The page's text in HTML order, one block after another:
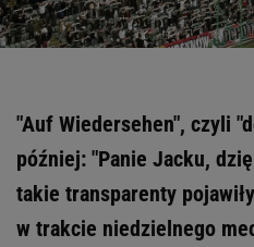
"Auf Wiedersehen", czyli
później: "Panie Jacku,
takie transparenty
w trakcie niedzielnego